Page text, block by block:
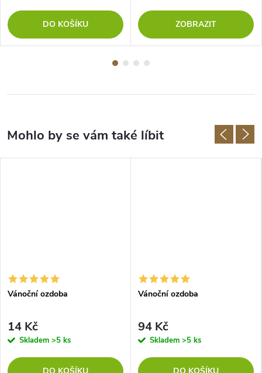
DO KOŠÍKU ZOBRAZIT
Vánoční ozdoba
14 Kč
Skladem >5 ks
DO KOŠÍKU
Vánoční ozdoba
94 Kč
Skladem >5 ks
DO KOŠÍKU